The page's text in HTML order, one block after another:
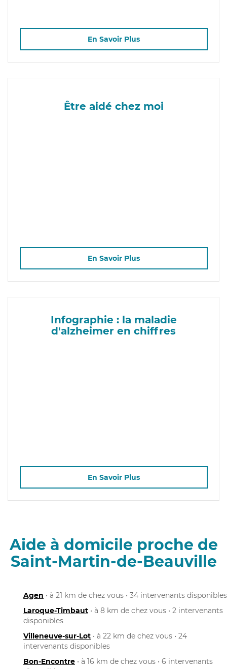
En Savoir Plus
Être aidé chez moi
En Savoir Plus
Infographie : la maladie
d'alzheimer en chiffres
En Savoir Plus
Aide à domicile proche de
Saint-Martin-de-Beauville
Agen • à 21 km de chez vous • 34 intervenants disponibles
Laroque-Timbaut • à 8 km de chez vous • 2 intervenants
disponibles
Villeneuve-sur-Lot • à 22 km de chez vous • 24
intervenants disponibles
Bon-Encontre • à 16 km de chez vous • 6 intervenants